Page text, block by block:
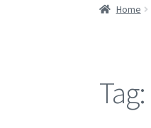
Home
Tag: